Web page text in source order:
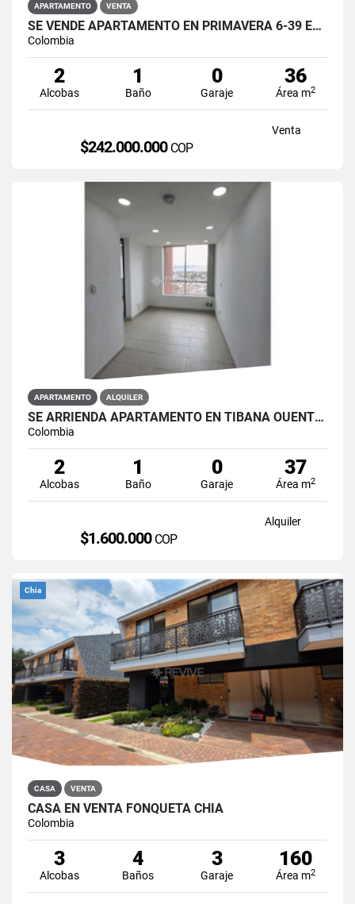
APARTAMENTO VENTA
SE VENDE APARTAMENTO EN PRIMAVERA 6-39 ET 2 PUENTE ARANDA
Colombia
2
Alcobas
1
Baño
0
Garaje
36
Área m2
Venta
$242.000.000 COP
APARTAMENTO ALQUILER
SE ARRIENDA APARTAMENTO EN TIBANA OUENTE ARANDA CONJUNTO OPORTO
Colombia
2
Alcobas
1
Baño
0
Garaje
37
Área m2
Alquiler
$1.600.000 COP
Chia
CASA VENTA
CASA EN VENTA FONQUETÁ CHÍA
Colombia
3
Alcobas
4
Baños
3
Garaje
160
Área m2